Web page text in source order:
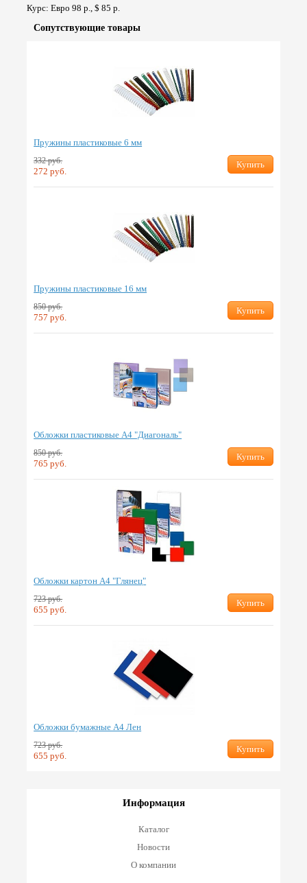
Курс: Евро 98 р., $ 85 р.
Сопут­ствую­щие товары
Пружины пластиковые 6 мм
332 руб.
272 руб.
Купить
Пружины пластиковые 16 мм
850 руб.
757 руб.
Купить
Обложки пластиковые А4 "Диагональ"
850 руб.
765 руб.
Купить
Обложки картон А4 "Глянец"
723 руб.
655 руб.
Купить
Обложки бумажные А4 Лен
723 руб.
655 руб.
Купить
Информация
Каталог
Новости
О компании